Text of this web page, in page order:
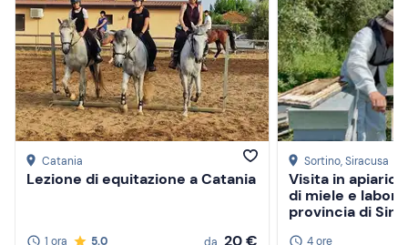
Catania
Lezione di equitazione a Catania
1 ora
5.0
20 €
Sortino, Siracusa
Visita in apiario
di miele e
provincia di
4 ore